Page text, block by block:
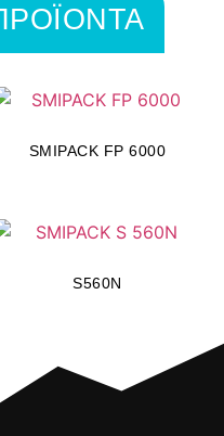
SMIPACK FP 6000
S560N